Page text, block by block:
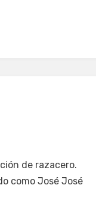
de razacero.
como José José